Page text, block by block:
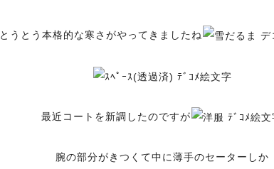
とうとう本格的な寒さがやってきましたね
最近コートを新調したのですが
腕の部分がきつくて中に薄手のセーターしか